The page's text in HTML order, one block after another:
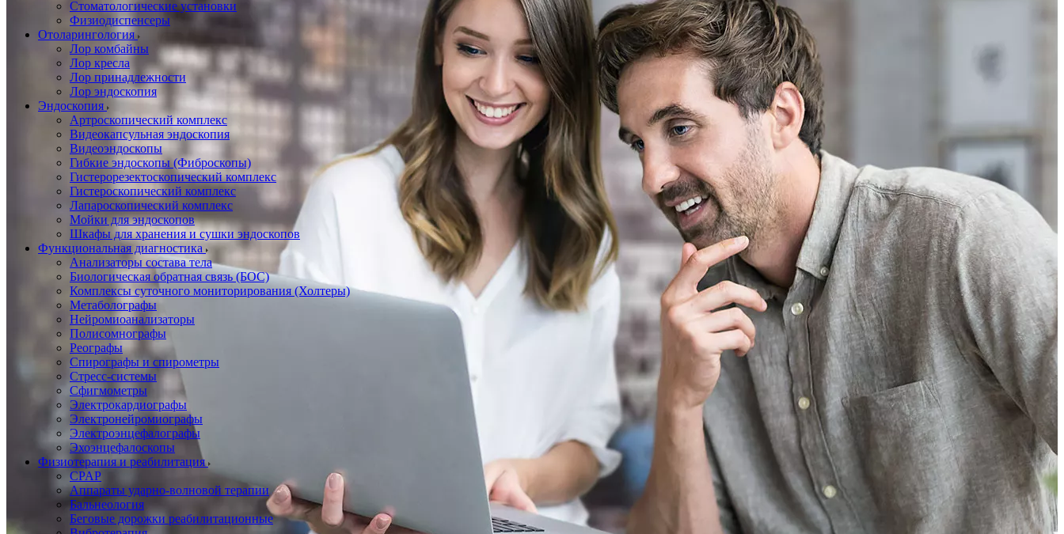
Стоматологические установки
Физиодиспенсеры
Отоларингология
Лор комбайны
Лор кресла
Лор принадлежности
Лор эндоскопия
Эндоскопия
Артроскопический комплекс
Видеокапсульная эндоскопия
Видеоэндоскопы
Гибкие эндоскопы (Фиброcкопы)
Гистерорезектоскопический комплекс
Гистероскопический комплекс
Лапароскопический комплекс
Мойки для эндоскопов
Шкафы для хранения и сушки эндоскопов
Функциональная диагностика
Анализаторы состава тела
Биологическая обратная связь (БОС)
Комплексы суточного мониторирования (Холтеры)
Метаболографы
Нейромиоанализаторы
Полисомнографы
Реографы
Спирографы и спирометры
Стресс-системы
Сфигмометры
Электрокардиографы
Электронейромиографы
Электроэнцефалографы
Эхоэнцефалоскопы
Физиотерапия и реабилитация
CPAP
Аппараты ударно-волновой терапии
Бальнеология
Беговые дорожки реабилитационные